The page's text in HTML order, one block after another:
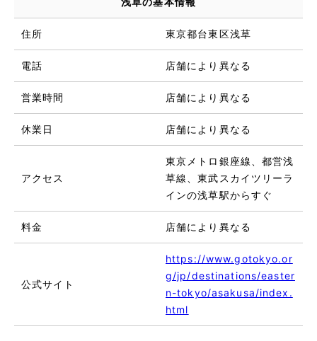
住所 東京都台東区浅草
電話 店舗により異なる
営業時間 店舗により異なる
休業日 店舗により異なる
アクセス
東京メトロ銀座線、都営浅
草線、東武スカイツリーラ
インの浅草駅からすぐ
料金 店舗により異なる
公式サイト
https://www.gotokyo.or
g/jp/destinations/easter
n-tokyo/asakusa/index.
html